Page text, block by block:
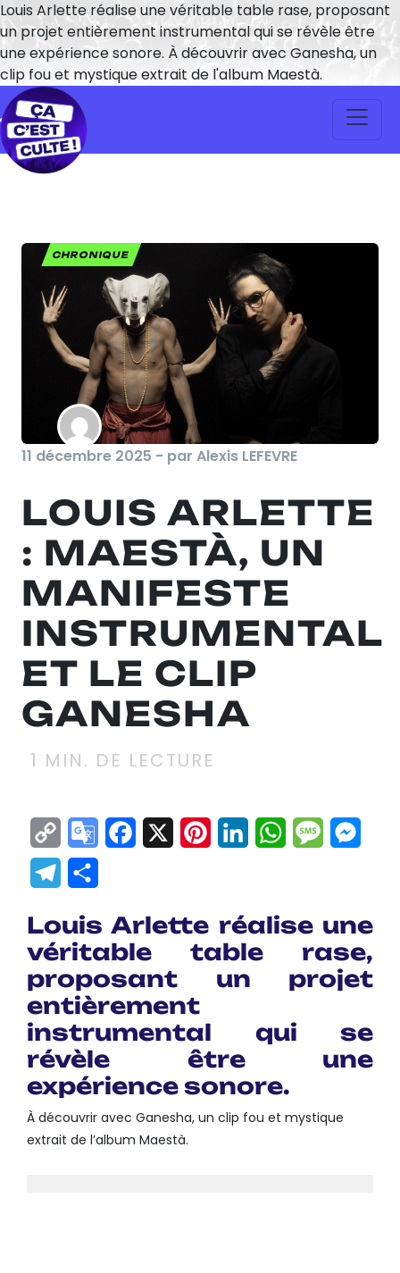
Louis Arlette réalise une véritable table rase, proposant
un projet entièrement instrumental qui se révèle être
une expérience sonore. À découvrir avec Ganesha, un
clip fou et mystique extrait de l'album Maestà.
CHRONIQUE
11 décembre 2025 - par Alexis LEFEVRE
LOUIS ARLETTE
: MAESTÀ, UN
MANIFESTE
INSTRUMENTAL
ET LE CLIP
GANESHA
1 MIN. DE LECTURE
Copy
Link
GoogleFacebook
X Pinterest
LinkedInWhatsApp
Telegram
Louis Arlette réalise une
véritable table rase,
proposant un projet
entièrement
instrumental qui se
révèle être une
expérience sonore.
À découvrir avec Ganesha, un clip fou et mystique
extrait de l’album Maestà.